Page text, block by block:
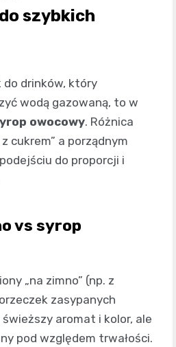
szybkich
drinków, który
wodą gazowaną, to w
owocowy. Różnica
cukrem” a porządnym
do proporcji i
vs syrop
„na zimno” (np. z
zasypanych
aromat i kolor, ale
pod względem trwałości.